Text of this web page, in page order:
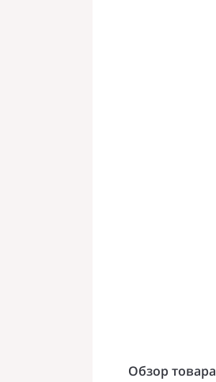
Обзор товара